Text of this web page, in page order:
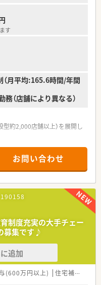
す
月平均:165.6時間/年間
（店舗により異なる）
約2,000店舗以上）を展開し
経験の少ない方でも500万前
研修や外部組織と連携した研
躍できるキャリアパスが多
ーや営業部長等のマネジメン
スペシャリストを目指すこ
等の本社スタッフなど活動領
、在宅医療へもしっかりと関
お問い合わせ
190158
制度充実の大手チェー
募集です♪
追加
(600万円以上) 住宅補助(手当)あり